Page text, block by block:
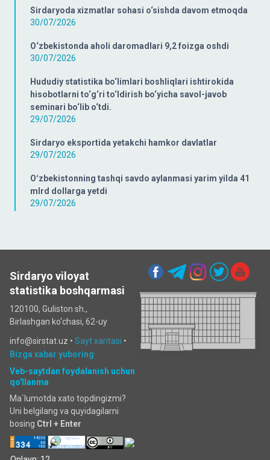
Sirdaryoda xizmatlar sohasi o‘sishda davom etmoqda
30/07/2026
O‘zbekistonda aholi daromadlari 9,2 foizga oshdi
30/07/2026
Hududiy statistika bo‘limlari boshliqlari ishtirokida
hisobotlarni to‘g‘ri to‘ldirish bo‘yicha savol-javob
seminari bo‘lib o‘tdi.
29/07/2026
Sirdaryo eksportida yetakchi hamkor davlatlar
29/07/2026
Oʻzbekistonning tashqi savdo aylanmasi yarim yilda 41
mlrd dollarga yetdi
29/07/2026
Sirdaryo viloyat
statistika boshqarmasi
120100, Guliston sh.,
Birlashgan ko‘chаsi, 62-uy
info@sirstat.uz • Sayt xaritasi •
Bizga xabar yuboring
Veb-saytdan foydalanish uchun
qo'llanma
Ma`lumotda xato topdingizmi?
Uni belgilang va quyidagilarni
bosing Ctrl + Enter